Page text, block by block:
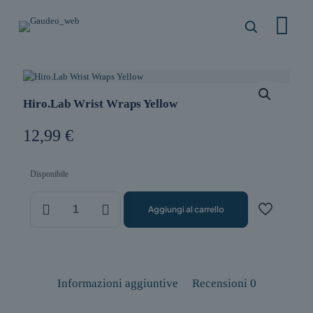
Hiro.Lab Wrist Wraps Yellow
12,99 €
Disponibile
Aggiungi al carrello
Informazioni aggiuntive Recensioni 0